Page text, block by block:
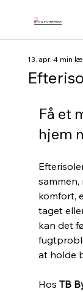
TB
BYG & ENTREPRISE
13. apr.4 min
Få et
hjem
komfort,
taget
kan det
at holde
Hos TB